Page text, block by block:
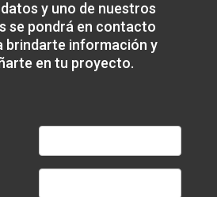
y uno de nuestros
se pondrá en contacto
brindarte información y
en tu proyecto.